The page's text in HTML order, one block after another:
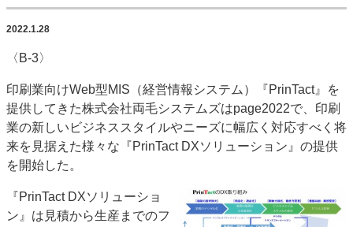
市場・統計
人事・移転・異動・訃報
特集記事カテゴリー一覧
2022 見える化・MIS特集
特集・デジタル印刷 アイデアで勝負！ ～多様なビジネス・多彩な商材～
JAPAN PACK 2023 特集
中古印刷機・製本機特集
特集・デジタル印刷 ～ 新成長軌道を描く
2022.1.28
〈B-3〉
印刷業向けWeb型MIS（経営情報システム）『PrinTact』を
提供してきた株式会社両毛システムズはpage2022で、印刷
業の新しいビジネススタイルやニーズに幅広く対応すべく将
来を見据えた様々な『PrinTact DXソリューション』の提供
を開始した。
『PrinTact DXソリューショ
ン』は見積から生産までのフ